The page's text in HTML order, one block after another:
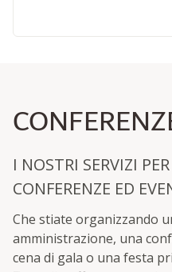
I NOSTRI SERVIZI
CONFERENZE ED
Che stiate organizzando
amministrazione, una
cena di gala o una festa